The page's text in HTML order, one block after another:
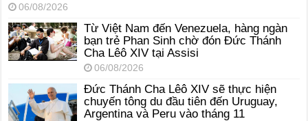
06/08/2026
Từ Việt Nam đến Venezuela, hàng ngàn
bạn trẻ Phan Sinh chờ đón Đức Thánh
Cha Lêô XIV tại Assisi
06/08/2026
Đức Thánh Cha Lêô XIV sẽ thực hiện
chuyến tông du đầu tiên đến Uruguay,
Argentina và Peru vào tháng 11